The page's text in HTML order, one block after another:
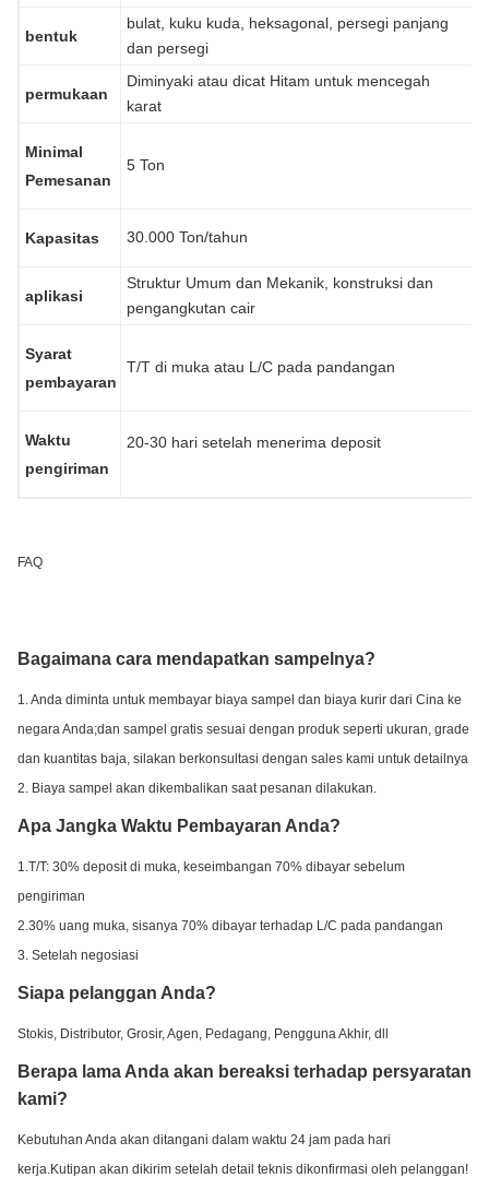
bentuk
bulat, kuku kuda, heksagonal, persegi panjang
dan persegi
permukaan
Diminyaki atau dicat Hitam untuk mencegah
karat
Minimal
Pemesanan
5 Ton
Kapasitas 30.000 Ton/tahun
aplikasi
Struktur Umum dan Mekanik, konstruksi dan
pengangkutan cair
Syarat
pembayaran
T/T di muka atau L/C pada pandangan
Waktu
pengiriman
20-30 hari setelah menerima deposit
FAQ
Bagaimana cara mendapatkan sampelnya?
1. Anda diminta untuk membayar biaya sampel dan biaya kurir dari Cina ke
negara Anda;dan sampel gratis sesuai dengan produk seperti ukuran, grade
dan kuantitas baja, silakan berkonsultasi dengan sales kami untuk detailnya
2. Biaya sampel akan dikembalikan saat pesanan dilakukan.
Apa Jangka Waktu Pembayaran Anda?
1.T/T: 30% deposit di muka, keseimbangan 70% dibayar sebelum
pengiriman
2.30% uang muka, sisanya 70% dibayar terhadap L/C pada pandangan
3. Setelah negosiasi
Siapa pelanggan Anda?
Stokis, Distributor, Grosir, Agen, Pedagang, Pengguna Akhir, dll
Berapa lama Anda akan bereaksi terhadap persyaratan
kami?
Kebutuhan Anda akan ditangani dalam waktu 24 jam pada hari
kerja.Kutipan akan dikirim setelah detail teknis dikonfirmasi oleh pelanggan!